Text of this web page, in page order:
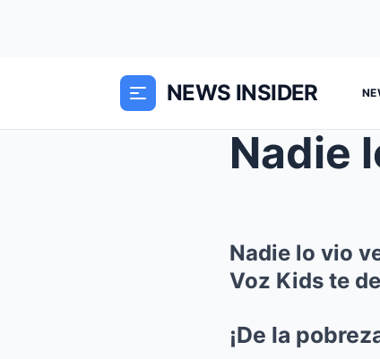
NEWS INSIDER
Nadie
Nadie lo vio
Voz Kids te
¡De la